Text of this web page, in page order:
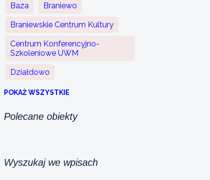
Baza Braniewo
Braniewskie Centrum Kultury
Centrum Konferencyjno-
Szkoleniowe UWM
Działdowo
POKAŻ WSZYSTKIE
Polecane obiekty
Wyszukaj we wpisach